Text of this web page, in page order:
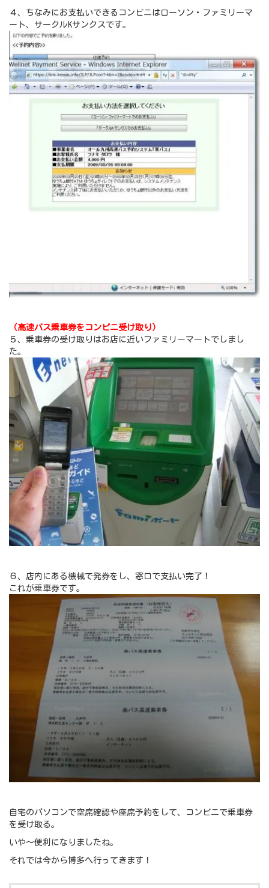
４、ちなみにお支払いできるコンビニはローソン・ファミリーマ
ート、サークルKサンクスです。
（高速バス乗車券をコンビニ受け取り）
５、乗車券の受け取りはお店に近いファミリーマートでしまし
た。
６、店内にある機械で発券をし、窓口で支払い完了！
これが乗車券です。
自宅のパソコンで空席確認や座席予約をして、コンビニで乗車券
を受け取る。
いや～便利になりましたね。
それでは今から博多へ行ってきます！